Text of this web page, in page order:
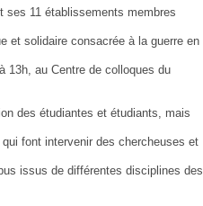
ses 11 établissements membres
et solidaire consacrée à la guerre en
13h, au Centre de colloques du
des étudiantes et étudiants, mais
font intervenir des chercheuses et
issus de différentes disciplines des